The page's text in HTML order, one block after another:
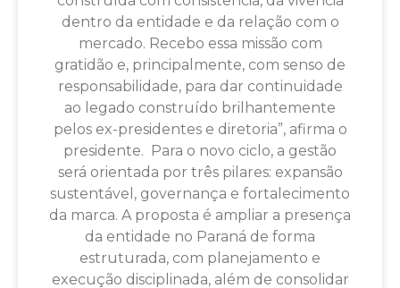
dentro da entidade e da relação com o
mercado. Recebo essa missão com
gratidão e, principalmente, com senso de
responsabilidade, para dar continuidade
ao legado construído brilhantemente
pelos ex-presidentes e diretoria”, afirma o
presidente. Para o novo ciclo, a gestão
será orientada por três pilares: expansão
sustentável, governança e fortalecimento
da marca. A proposta é ampliar a presença
da entidade no Paraná de forma
estruturada, com planejamento e
execução disciplinada, além de consolidar